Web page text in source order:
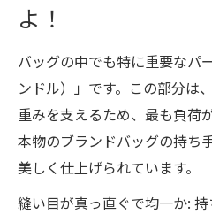
よ！
バッグの中でも特に重要なパ
ンドル）」です。この部分は
重みを支えるため、最も負荷
本物のブランドバッグの持ち
美しく仕上げられています。
縫い目が真っ直ぐで均一か: